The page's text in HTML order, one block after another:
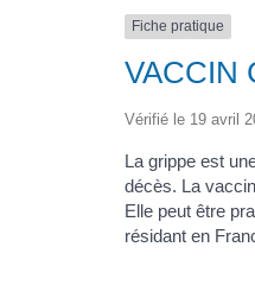
Fiche pratique
VACCIN
Vérifié le 19 avril
La grippe est
décès. La
Elle peut être
résidant en